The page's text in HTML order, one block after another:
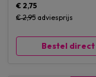
€ 2,75
€ 2,95 adviesprijs
Bestel direct